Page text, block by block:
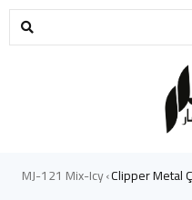
Clipper Metal
›
MJ-121 Mix-Icy